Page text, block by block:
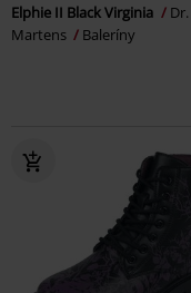
Elphie II Black Virginia
Dr.
Martens
Baleríny